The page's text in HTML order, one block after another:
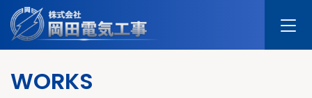
Skip
to
content
WORKS